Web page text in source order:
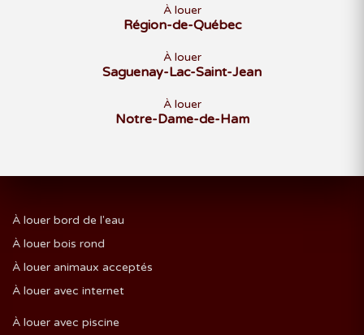
À louer
Région-de-Québec
À louer
Saguenay-Lac-Saint-Jean
À louer
Notre-Dame-de-Ham
À louer bord de l'eau
À louer bois rond
À louer animaux acceptés
À louer avec internet
À louer avec piscine